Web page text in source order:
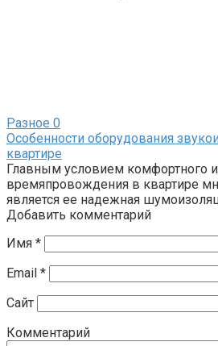
Разное 0
Особенности оборудования
квартире
Главным условием комфортного и
времяпровождения в квартире
является ее надежная
Добавить комментарий
Имя *
Email *
Сайт
Комментарий